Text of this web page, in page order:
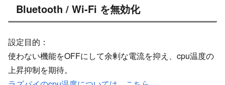
Bluetooth / Wi-Fi を無効化
設定目的：
使わない機能をOFFにして余剰な電流を抑え、cpu温度の
上昇抑制を期待。